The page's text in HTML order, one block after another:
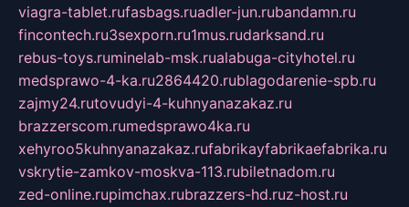
viagra-tablet.rufasbags.ruadler-jun.rubandamn.ru
fincontech.ru3sexporn.ru1mus.rudarksand.ru
rebus-toys.ruminelab-msk.rualabuga-cityhotel.ru
medsprawo-4-ka.ru2864420.rublagodarenie-spb.ru
zajmy24.rutovudyi-4-kuhnyanazakaz.ru
brazzerscom.rumedsprawo4ka.ru
xehyroo5kuhnyanazakaz.rufabrikayfabrikaefabrika.ru
vskrytie-zamkov-moskva-113.rubiletnadom.ru
zed-online.rupimchax.rubrazzers-hd.ruz-host.ru